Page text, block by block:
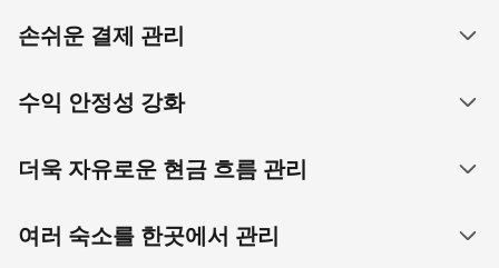
손쉬운 결제 관리
수익 안정성 강화
더욱 자유로운 현금 흐름 관리
여러 숙소를 한곳에서 관리